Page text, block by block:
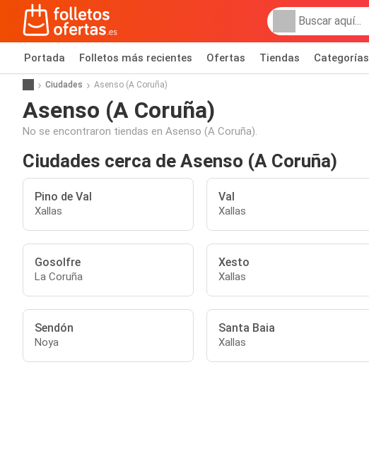
Portada Folletos más recientes Ofertas Tiendas Categorías
Ciudades Asenso (A Coruña)
Asenso (A Coruña)
No se encontraron tiendas en Asenso (A Coruña).
Ciudades cerca de Asenso (A Coruña)
Pino de Val
Xallas
Val
Xallas
Gosolfre
La Coruña
Xesto
Xallas
Sendón
Noya
Santa Baia
Xallas